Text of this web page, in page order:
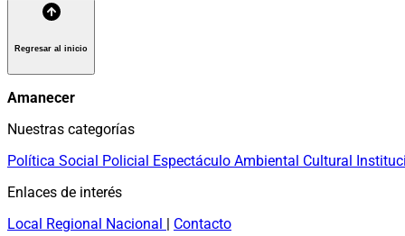
Regresar al inicio
Amanecer
Nuestras categorías
Política Social Policial Espectáculo Ambiental Cultural
Enlaces de interés
Local Regional Nacional | Contacto